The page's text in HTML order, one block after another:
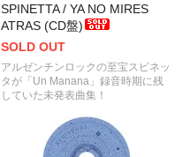
SPINETTA / YA NO MIRES
ATRAS (CD盤)
SOLD OUT
アルゼンチンロックの至宝スピネッ
タが「Un Manana」録音時期に残
していた未発表曲集！